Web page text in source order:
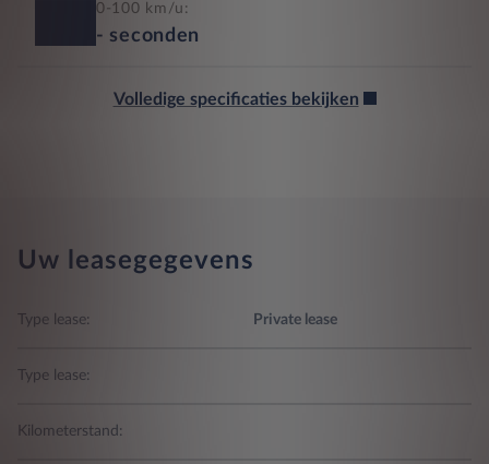
0-100 km/u:
- seconden
Volledige specificaties bekijken
Uw leasegegevens
Type lease: Private lease
Type lease:
Kilometerstand: